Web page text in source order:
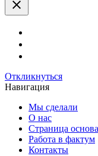
поле
Откликнуться
Навигация
Мы сделали
О нас
Страница
Работа в фактум
Контакты